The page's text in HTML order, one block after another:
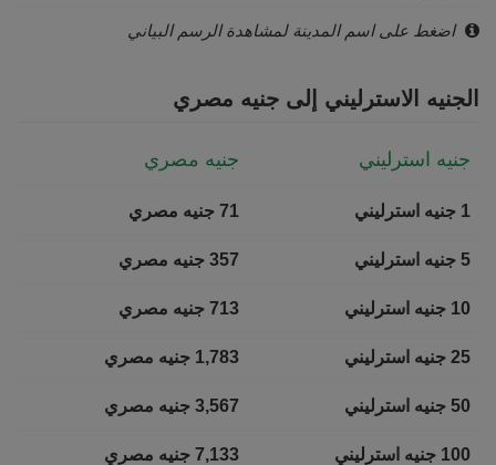
اضغط على اسم المدينة لمشاهدة الرسم البياني
الجنيه الاسترليني إلى جنيه مصري
جنيه استرليني جنيه مصري
1 جنيه استرليني 71 جنيه مصري
5 جنيه استرليني 357 جنيه مصري
10 جنيه استرليني 713 جنيه مصري
25 جنيه استرليني 1,783 جنيه مصري
50 جنيه استرليني 3,567 جنيه مصري
100 جنيه استرليني 7,133 جنيه مصري